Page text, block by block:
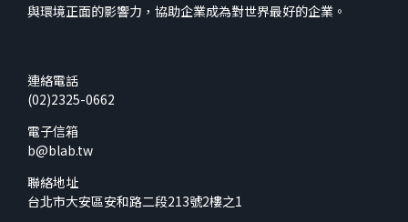
與環境正面的影響力，協助企業成為對世界最好的企業。
連絡電話
(02)2325-0662
電子信箱
b@blab.tw
聯絡地址
台北市大安區安和路二段213號2樓之1